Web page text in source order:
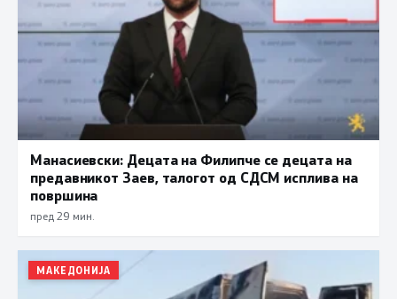
Манасиевски: Децата на Филипче се децата на
предавникот Заев, талогот од СДСМ исплива на
површина
пред 29 мин.
МАКЕДОНИЈА